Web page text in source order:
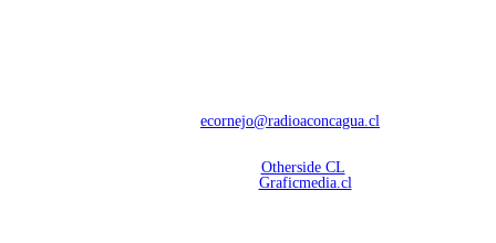
ecornejo@radioaconcagua.cl
Otherside CL
Graficmedia.cl